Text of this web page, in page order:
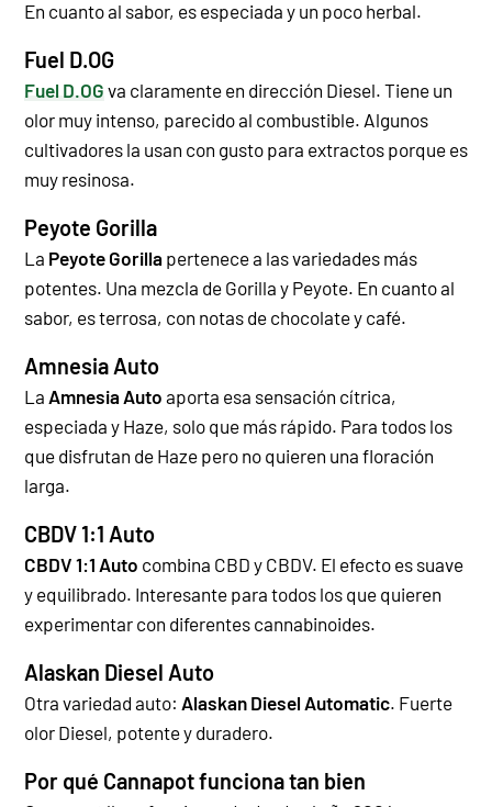
En cuanto al sabor, es especiada y un poco herbal.
Fuel D.OG
Fuel D.OG va claramente en dirección Diesel. Tiene un
olor muy intenso, parecido al combustible. Algunos
cultivadores la usan con gusto para extractos porque es
muy resinosa.
Peyote Gorilla
La Peyote Gorilla pertenece a las variedades más
potentes. Una mezcla de Gorilla y Peyote. En cuanto al
sabor, es terrosa, con notas de chocolate y café.
Amnesia Auto
La Amnesia Auto aporta esa sensación cítrica,
especiada y Haze, solo que más rápido. Para todos los
que disfrutan de Haze pero no quieren una floración
larga.
CBDV 1:1 Auto
CBDV 1:1 Auto combina CBD y CBDV. El efecto es suave
y equilibrado. Interesante para todos los que quieren
experimentar con diferentes cannabinoides.
Alaskan Diesel Auto
Otra variedad auto: Alaskan Diesel Automatic. Fuerte
olor Diesel, potente y duradero.
Por qué Cannapot funciona tan bien